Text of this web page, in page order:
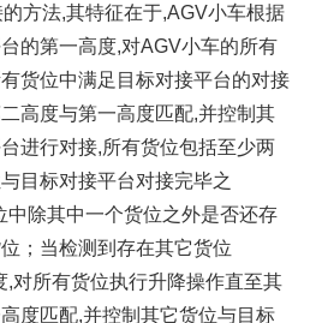
方法,其特征在于,AGV小车根据
的第一高度,对AGV小车的所有
货位中满足目标对接平台的对接
高度与第一高度匹配,并控制其
进行对接,所有货位包括至少两
目标对接平台对接完毕之
中除其中一个货位之外是否还存
；当检测到存在其它货位
,对所有货位执行升降操作直至其
度匹配,并控制其它货位与目标